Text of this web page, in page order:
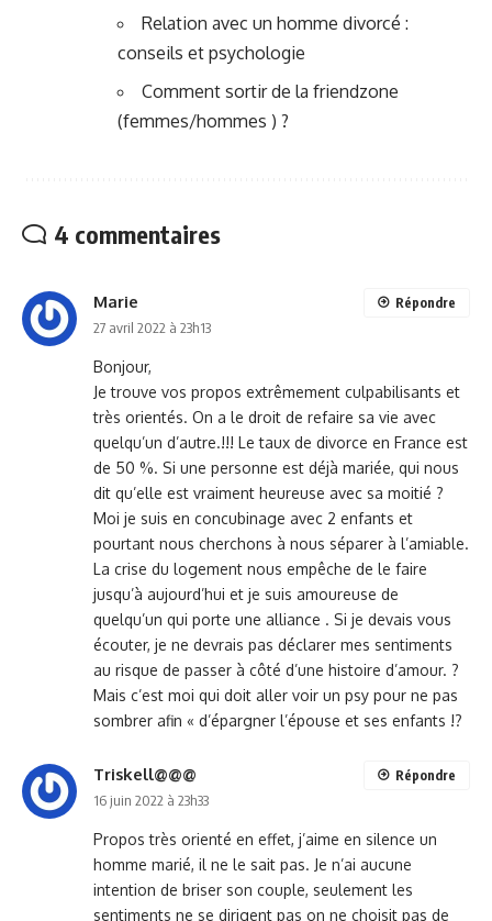
Relation avec un homme divorcé :
conseils et psychologie
Comment sortir de la friendzone
(femmes/hommes ) ?
4 commentaires
Marie
27 avril 2022 à 23h13
Bonjour,
Je trouve vos propos extrêmement culpabilisants et
très orientés. On a le droit de refaire sa vie avec
quelqu’un d’autre.!!! Le taux de divorce en France est
de 50 %. Si une personne est déjà mariée, qui nous
dit qu’elle est vraiment heureuse avec sa moitié ?
Moi je suis en concubinage avec 2 enfants et
pourtant nous cherchons à nous séparer à l’amiable.
La crise du logement nous empêche de le faire
jusqu’à aujourd’hui et je suis amoureuse de
quelqu’un qui porte une alliance . Si je devais vous
écouter, je ne devrais pas déclarer mes sentiments
au risque de passer à côté d’une histoire d’amour. ?
Mais c’est moi qui doit aller voir un psy pour ne pas
sombrer afin « d’épargner l’épouse et ses enfants !?
Répondre
Triskell@@@
16 juin 2022 à 23h33
Propos très orienté en effet, j’aime en silence un
homme marié, il ne le sait pas. Je n’ai aucune
intention de briser son couple, seulement les
sentiments ne se dirigent pas on ne choisit pas de
Répondre